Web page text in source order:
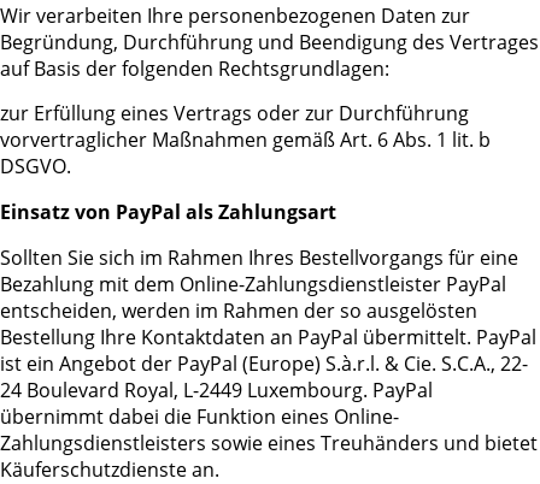
Wir verarbeiten Ihre personenbezogenen Daten zur
Begründung, Durchführung und Beendigung des Vertrages
auf Basis der folgenden Rechtsgrundlagen:
zur Erfüllung eines Vertrags oder zur Durchführung
vorvertraglicher Maßnahmen gemäß Art. 6 Abs. 1 lit. b
DSGVO.
Einsatz von PayPal als Zahlungsart
Sollten Sie sich im Rahmen Ihres Bestellvorgangs für eine
Bezahlung mit dem Online-Zahlungsdienstleister PayPal
entscheiden, werden im Rahmen der so ausgelösten
Bestellung Ihre Kontaktdaten an PayPal übermittelt. PayPal
ist ein Angebot der PayPal (Europe) S.à.r.l. & Cie. S.C.A., 22-
24 Boulevard Royal, L-2449 Luxembourg. PayPal
übernimmt dabei die Funktion eines Online-
Zahlungsdienstleisters sowie eines Treuhänders und bietet
Käuferschutzdienste an.